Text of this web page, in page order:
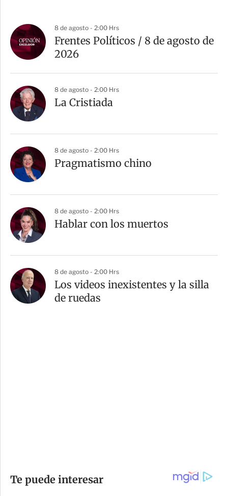
8 de agosto - 2:00 Hrs
Frentes Políticos / 8 de agosto de
2026
8 de agosto - 2:00 Hrs
La Cristiada
8 de agosto - 2:00 Hrs
Pragmatismo chino
8 de agosto - 2:00 Hrs
Hablar con los muertos
8 de agosto - 2:00 Hrs
Los videos inexistentes y la silla
de ruedas